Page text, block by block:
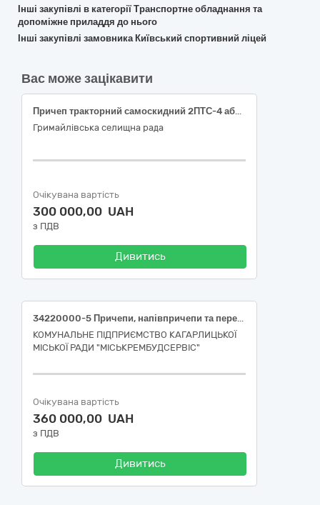
Інші закупівлі в категорії Транспортне обладнання та
допоміжне приладдя до нього
Інші закупівлі замовника Київський спортивний ліцей
Вас може зацікавити
Причеп тракторний самоскидний 2ПТС-4 або еквівалент
Гримайлівська селищна рада
Очікувана вартість
300 000,00 UAH
з ПДВ
Дивитись
34220000-5 Причепи, напівпричепи та пересувні контейнери (причіп тракторний самоскидний 2ПТС-4 або еквівалент)
КОМУНАЛЬНЕ ПІДПРИЄМСТВО КАГАРЛИЦЬКОЇ
МІСЬКОЇ РАДИ "МІСЬКРЕМБУДСЕРВІС"
Очікувана вартість
360 000,00 UAH
з ПДВ
Дивитись